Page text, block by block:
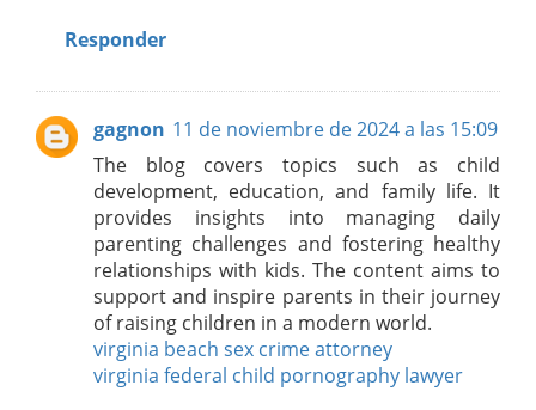
Responder
gagnon 11 de noviembre de 2024 a las 15:09
The blog covers topics such as child
development, education, and family life. It
provides insights into managing daily
parenting challenges and fostering healthy
relationships with kids. The content aims to
support and inspire parents in their journey
of raising children in a modern world.
virginia beach sex crime attorney
virginia federal child pornography lawyer